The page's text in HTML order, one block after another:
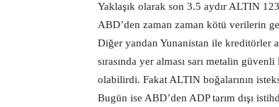
Yaklaşık olarak son 3.5 aydır ALTIN
ABD’den zaman zaman kötü verilerin
Diğer yandan Yunanistan ile kreditörler
sırasında yer alması sarı metalin
olabilirdi. Fakat ALTIN boğalarının
Bugün ise ABD’den ADP tarım dışı